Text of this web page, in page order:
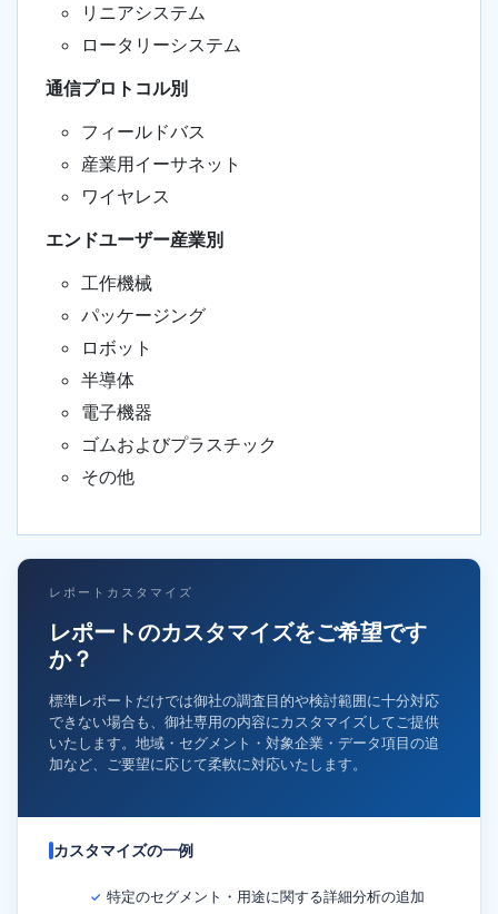
リニアシステム
ロータリーシステム
通信プロトコル別
フィールドバス
産業用イーサネット
ワイヤレス
エンドユーザー産業別
工作機械
パッケージング
ロボット
半導体
電子機器
ゴムおよびプラスチック
その他
レポートカスタマイズ
レポートのカスタマイズをご希望です
か？
標準レポートだけでは御社の調査目的や検討範囲に十分対応
できない場合も、御社専用の内容にカスタマイズしてご提供
いたします。地域・セグメント・対象企業・データ項目の追
加など、ご要望に応じて柔軟に対応いたします。
カスタマイズの一例
✓ 特定のセグメント・用途に関する詳細分析の追加